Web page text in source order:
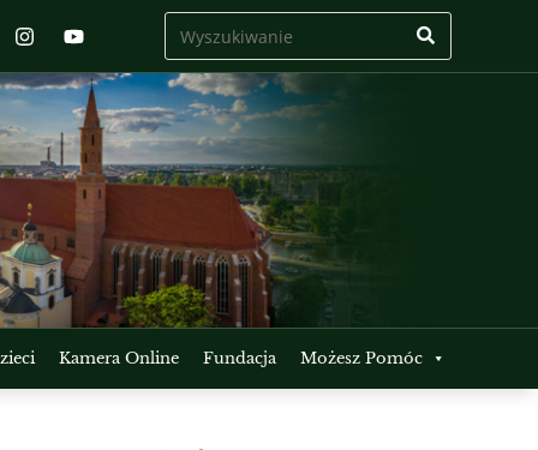
Kamera Online Fundacja Możesz Pomóc